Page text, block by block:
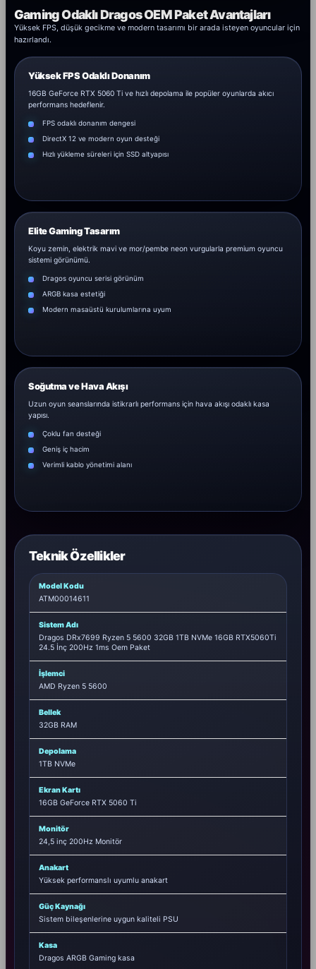
Gaming Odaklı Dragos OEM Paket Avantajları
Yüksek FPS, düşük gecikme ve modern tasarımı bir arada isteyen oyuncular için
hazırlandı.
Yüksek FPS Odaklı Donanım
16GB GeForce RTX 5060 Ti ve hızlı depolama ile popüler oyunlarda akıcı
performans hedeflenir.
FPS odaklı donanım dengesi
DirectX 12 ve modern oyun desteği
Hızlı yükleme süreleri için SSD altyapısı
Elite Gaming Tasarım
Koyu zemin, elektrik mavi ve mor/pembe neon vurgularla premium oyuncu
sistemi görünümü.
Dragos oyuncu serisi görünüm
ARGB kasa estetiği
Modern masaüstü kurulumlarına uyum
Soğutma ve Hava Akışı
Uzun oyun seanslarında istikrarlı performans için hava akışı odaklı kasa
yapısı.
Çoklu fan desteği
Geniş iç hacim
Verimli kablo yönetimi alanı
Teknik Özellikler
Model Kodu
ATM00014611
Sistem Adı
Dragos DRx7699 Ryzen 5 5600 32GB 1TB NVMe 16GB RTX5060Ti
24.5 İnç 200Hz 1ms Oem Paket
İşlemci
AMD Ryzen 5 5600
Bellek
32GB RAM
Depolama
1TB NVMe
Ekran Kartı
16GB GeForce RTX 5060 Ti
Monitör
24,5 inç 200Hz Monitör
Anakart
Yüksek performanslı uyumlu anakart
Güç Kaynağı
Sistem bileşenlerine uygun kaliteli PSU
Kasa
Dragos ARGB Gaming kasa